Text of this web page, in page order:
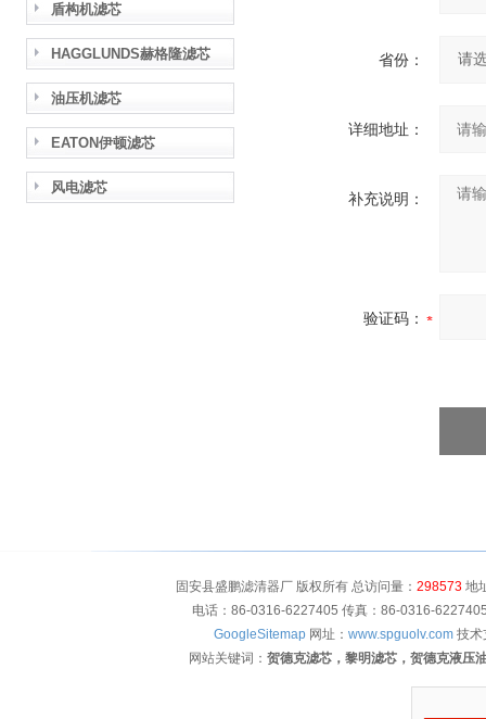
盾构机滤芯
HAGGLUNDS赫格隆滤芯
油压机滤芯
EATON伊顿滤芯
风电滤芯
省份：
详细地址：
补充说明：
验证码：
固安县盛鹏滤清器厂 版权所有 总访问量： 298573地
电话：86-0316-6227405 传真：86-0316-
GoogleSitemap 网址： www.spguolv.com 技术
网站关键词： 贺德克滤芯，黎明滤芯，贺德克液压